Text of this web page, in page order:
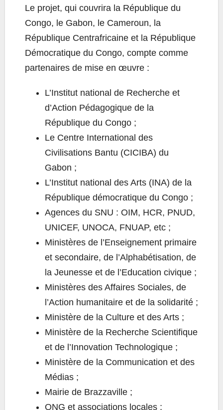
Le projet, qui couvrira la République du
Congo, le Gabon, le Cameroun, la
République Centrafricaine et la République
Démocratique du Congo, compte comme
partenaires de mise en œuvre :
L’Institut national de Recherche et
d’Action Pédagogique de la
République du Congo ;
Le Centre International des
Civilisations Bantu (CICIBA) du
Gabon ;
L’Institut national des Arts (INA) de la
République démocratique du Congo ;
Agences du SNU : OIM, HCR, PNUD,
UNICEF, UNOCA, FNUAP, etc ;
Ministères de l’Enseignement primaire
et secondaire, de l’Alphabétisation, de
la Jeunesse et de l’Education civique ;
Ministères des Affaires Sociales, de
l’Action humanitaire et de la solidarité ;
Ministère de la Culture et des Arts ;
Ministère de la Recherche Scientifique
et de l’Innovation Technologique ;
Ministère de la Communication et des
Médias ;
Mairie de Brazzaville ;
ONG et associations locales ;